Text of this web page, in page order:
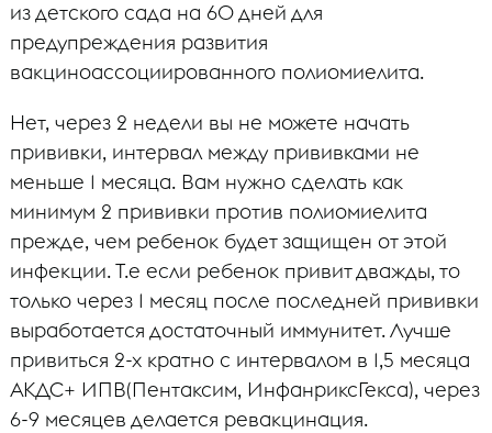
из детского сада на 60 дней для
предупреждения развития
вакциноассоциированного полиомиелита.
Нет, через 2 недели вы не можете начать
прививки, интервал между прививками не
меньше 1 месяца. Вам нужно сделать как
минимум 2 прививки против полиомиелита
прежде, чем ребенок будет защищен от этой
инфекции. Т.е если ребенок привит дважды, то
только через 1 месяц после последней прививки
выработается достаточный иммунитет. Лучше
привиться 2-х кратно с интервалом в 1,5 месяца
АКДС+ ИПВ(Пентаксим, ИнфанриксГекса), через
6-9 месяцев делается ревакцинация.